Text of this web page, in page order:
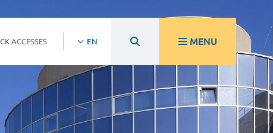
ACCESSES EN MENU